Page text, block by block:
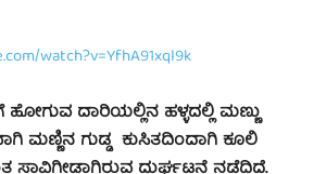
watch?v=YfhA91xql9k
ದಾರಿಯಲ್ಲಿನ ಹಳ್ಳದಲ್ಲಿ ಮಣ್ಣು
ಮಣ್ಣಿನ ಗುಡ್ಡ ಕುಸಿತದಿಂದಾಗಿ ಕೂಲಿ